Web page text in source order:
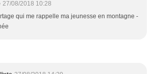
27/08/2018 10:28
qui me rappelle ma jeunesse en montagne -